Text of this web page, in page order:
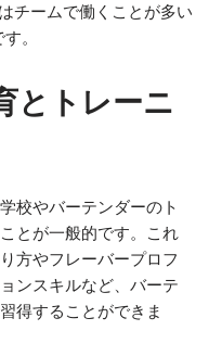
チームで働くことが多い
。
とトレーニ
校やバーテンダーのト
とが一般的です。これ
方やフレーバープロフ
ンスキルなど、バーテ
得することができま